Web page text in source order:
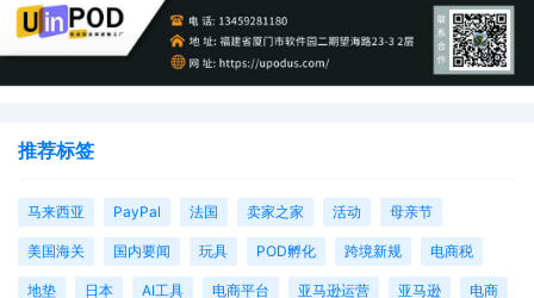
推荐标签
马来西亚 PayPal 法国 卖家之家 活动 母亲节
美国海关 国内要闻 玩具 POD孵化 跨境新规 电商税
地垫 日本 AI工具 电商平台 亚马逊运营 亚马逊 电商